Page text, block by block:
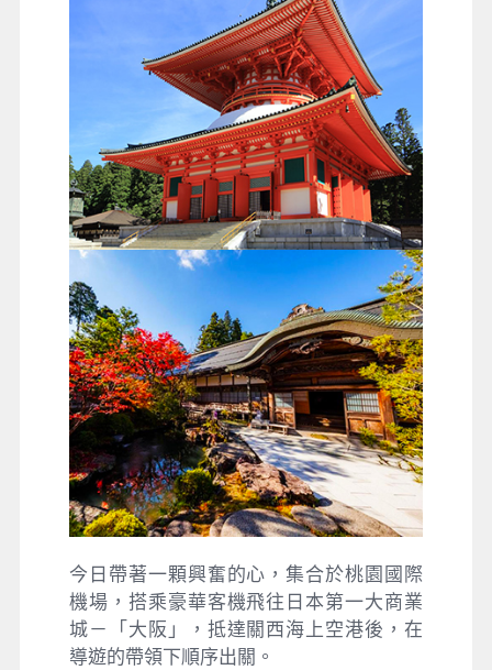
今日帶著一顆興奮的心，集合於桃園國際
機場，搭乘豪華客機飛往日本第一大商業
城－「大阪」，抵達關西海上空港後，在
導遊的帶領下順序出關。